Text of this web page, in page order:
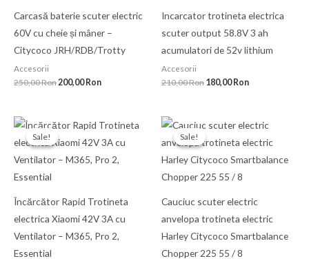
Carcasă baterie scuter electric
60V cu cheie și mâner –
Citycoco JRH/RDB/Trotty
Accesorii
250,00Ron200,00 Ron
Incarcator trotineta electrica
scuter output 58.8V 3 ah
acumulatori de 52v lithium
Accesorii
210,00Ron 180,00 Ron
Sale!
Sale!
Încărcător Rapid Trotineta
electrica Xiaomi 42V 3A cu
Ventilator – M365, Pro 2,
Essential
Prețul
inițial
a
220,00 Ron.
Prețul
curent
este:
Sale!
Sale!
Cauciuc scuter electric
anvelopa trotineta electric
Harley Citycoco Smartbalance
Chopper 225 55 / 8
Prețul
inițial
a
320,00 Ron.
Prețul
curent
este: